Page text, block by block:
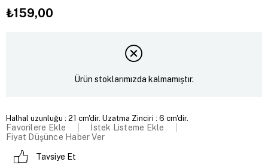
₺159,00
Ürün stoklarımızda kalmamıştır.
Halhal uzunluğu : 21 cm'dir. Uzatma Zinciri : 6 cm'dir.
Favorilere Ekle
İstek Listeme Ekle
Fiyat Düşünce Haber Ver
Tavsiye Et